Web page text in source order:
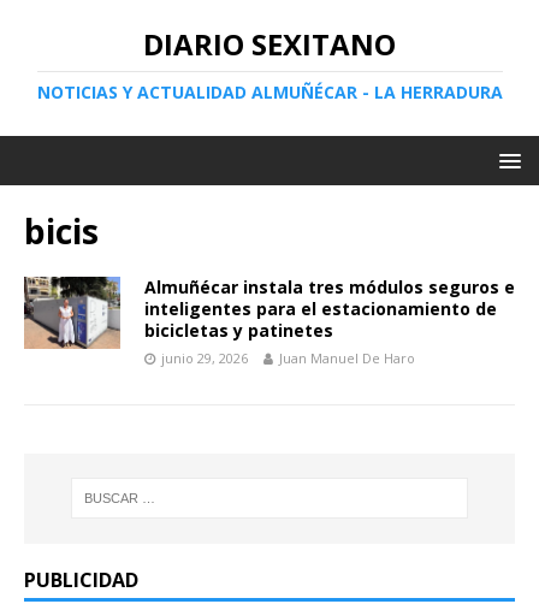
DIARIO SEXITANO
NOTICIAS Y ACTUALIDAD ALMUÑÉCAR - LA HERRADURA
bicis
Almuñécar instala tres módulos seguros e
inteligentes para el estacionamiento de
bicicletas y patinetes
junio 29, 2026 Juan Manuel De Haro
PUBLICIDAD